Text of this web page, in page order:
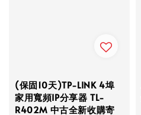
(保固10天)TP-LINK 4埠
家用寬頻IP分享器 TL-
R402M 中古全新收購寄